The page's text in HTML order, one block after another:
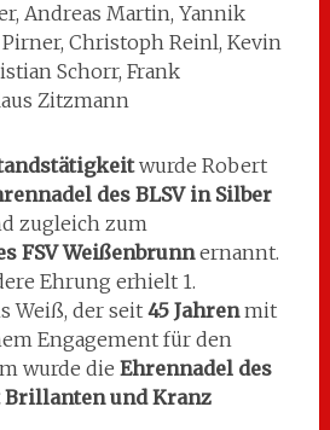
Andreas Martin, Yannik
Christoph Reinl, Kevin
Schorr, Frank
Zitzmann
wurde Robert
des BLSV in Silber
zugleich zum
FSV Weißenbrunnernannt.
Ehrung erhielt 1.
Weiß, der seit 45 Jahrenmit
Engagement für den
wurde die Ehrennadel des
Brillanten und Kranz